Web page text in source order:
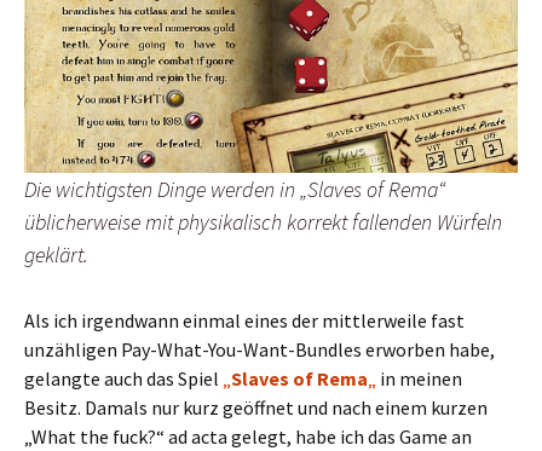
Die wichtigsten Dinge werden in „Slaves of Rema“
üblicherweise mit physikalisch korrekt fallenden Würfeln
geklärt.
Als ich irgendwann einmal eines der mittlerweile fast
unzähligen Pay-What-You-Want-Bundles erworben habe,
gelangte auch das Spiel „Slaves of Rema„ in meinen
Besitz. Damals nur kurz geöffnet und nach einem kurzen
„What the fuck?“ ad acta gelegt, habe ich das Game an